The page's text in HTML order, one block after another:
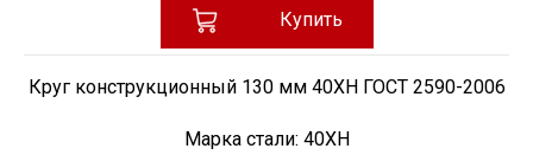
Купить
Круг конструкционный 130 мм 40ХН ГОСТ 2590-2006
Марка стали: 40ХН